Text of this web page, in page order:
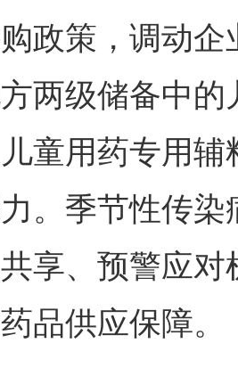
政策，调动
两级储备中
童用药专用
。季节性传
享、预警应
品供应保障。